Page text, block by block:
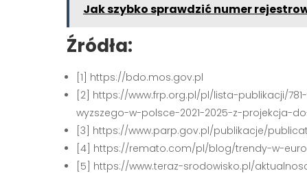
Jak szybko sprawdzić numer
Źródła:
[1] https://bdo.mos.gov.pl
[2] https://www.frp.org.pl/pl/lista-publikacji/
wyzszego-w-polsce-2021-2025-z-projekcja-
[3] https://www.parp.gov.pl/publikacje/
[4] https://remato.com/pl/blog/trendy-w-
[5] https://www.teraz-srodowisko.pl/